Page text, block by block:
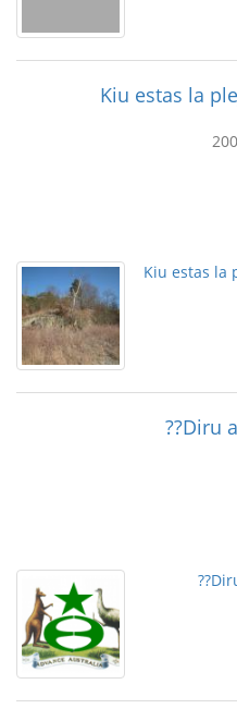
Kiu estas la
Kiu estas la
Diru